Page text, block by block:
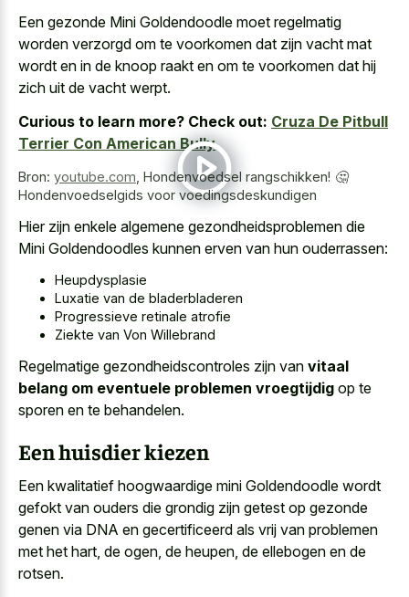
Een gezonde Mini Goldendoodle moet regelmatig
worden verzorgd om te voorkomen dat zijn vacht mat
wordt en in de knoop raakt en om te voorkomen dat hij
zich uit de vacht werpt.
Curious to learn more? Check out: Cruza De Pitbull
Terrier Con American Bully
Bron: youtube.com Hondenvoedsel rangschikken! 🤔
Hondenvoedselgids voor voedingsdeskundigen
Hier zijn enkele algemene gezondheidsproblemen die
Mini Goldendoodles kunnen erven van hun ouderrassen:
Heupdysplasie
Luxatie van de bladerbladeren
Progressieve retinale atrofie
Ziekte van Von Willebrand
Regelmatige gezondheidscontroles zijn van vitaal
belang om eventuele problemen vroegtijdig op te
sporen en te behandelen.
Een huisdier kiezen
Een kwalitatief hoogwaardige mini Goldendoodle wordt
gefokt van ouders die grondig zijn getest op gezonde
genen via DNA en gecertificeerd als vrij van problemen
met het hart, de ogen, de heupen, de ellebogen en de
rotsen.